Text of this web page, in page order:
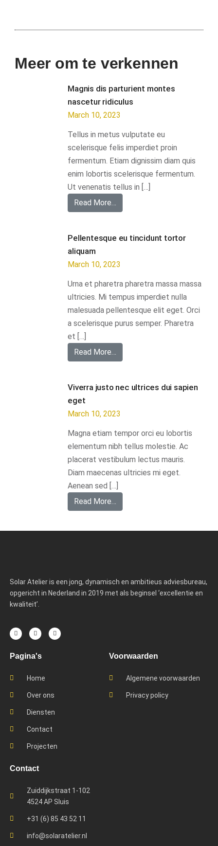
Meer om te verkennen
Magnis dis parturient montes
nascetur ridiculus
March 10, 2023
Tellus in metus vulputate eu
scelerisque felis imperdiet proin
fermentum. Etiam dignissim diam quis
enim lobortis scelerisque fermentum.
Ut venenatis tellus in […]
Read More…
Pellentesque eu tincidunt tortor
aliquam
March 10, 2023
Urna et pharetra pharetra massa massa
ultricies. Mi tempus imperdiet nulla
malesuada pellentesque elit eget. Orci
a scelerisque purus semper. Pharetra
et […]
Read More…
Viverra justo nec ultrices dui sapien
eget
March 10, 2023
Magna etiam tempor orci eu lobortis
elementum nibh tellus molestie. Ac
placerat vestibulum lectus mauris.
Diam maecenas ultricies mi eget.
Aenean sed […]
Read More…
Solar Atelier is een jong, dynamisch en ambitieus adviesbureau,
opgericht in Nederland in 2019 met als beginsel ‘excellentie en
kwaliteit’.
Pagina's
Home
Over ons
Diensten
Contact
Projecten
Voorwaarden
Algemene voorwaarden
Privacy policy
Contact
Zuiddijkstraat 1-102
4524 AP Sluis
+31 (6) 85 43 52 11
info@solaratelier.nl